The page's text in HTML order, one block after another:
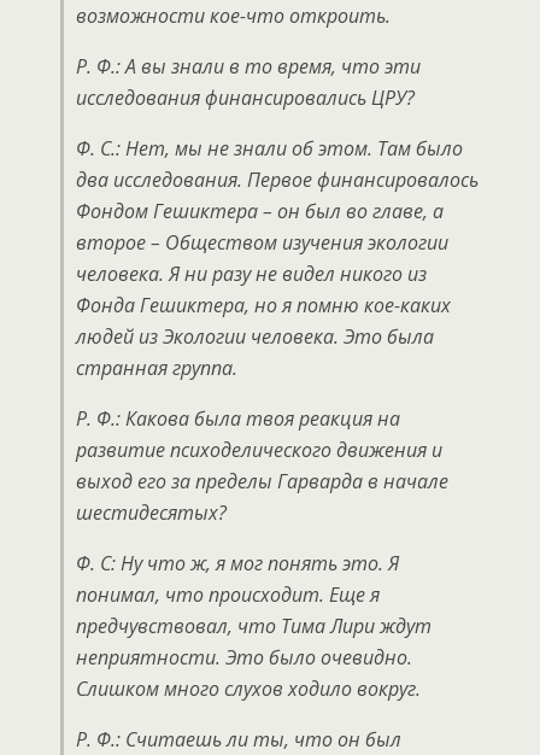
возможности кое-что откроить.
Р. Ф.: А вы знали в то время, что эти
исследования финансировались ЦРУ?
Ф. С.: Нет, мы не знали об этом. Там было
два исследования. Первое финансировалось
Фондом Гешиктера – он был во главе, а
второе – Обществом изучения экологии
человека. Я ни разу не видел никого из
Фонда Гешиктера, но я помню кое-каких
людей из Экологии человека. Это была
странная группа.
Р. Ф.: Какова была твоя реакция на
развитие психоделического движения и
выход его за пределы Гарварда в начале
шестидесятых?
Ф. С: Ну что ж, я мог понять это. Я
понимал, что происходит. Еще я
предчувствовал, что Тима Лири ждут
неприятности. Это было очевидно.
Слишком много слухов ходило вокруг.
Р. Ф.: Считаешь ли ты, что он был